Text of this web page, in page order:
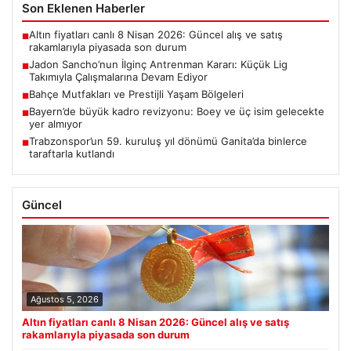
Son Eklenen Haberler
■Altın fiyatları canlı 8 Nisan 2026: Güncel alış ve satış
rakamlarıyla piyasada son durum
■Jadon Sancho’nun İlginç Antrenman Kararı: Küçük Lig
Takımıyla Çalışmalarına Devam Ediyor
■Bahçe Mutfakları ve Prestijli Yaşam Bölgeleri
■Bayern’de büyük kadro revizyonu: Boey ve üç isim gelecekte
yer almıyor
■Trabzonspor’un 59. kuruluş yıl dönümü Ganita’da binlerce
taraftarla kutlandı
Güncel
Ağustos 5, 2026
Altın fiyatları canlı 8 Nisan 2026: Güncel alış ve satış
rakamlarıyla piyasada son durum